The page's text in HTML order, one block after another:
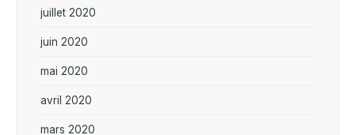
juillet 2020
juin 2020
mai 2020
avril 2020
mars 2020